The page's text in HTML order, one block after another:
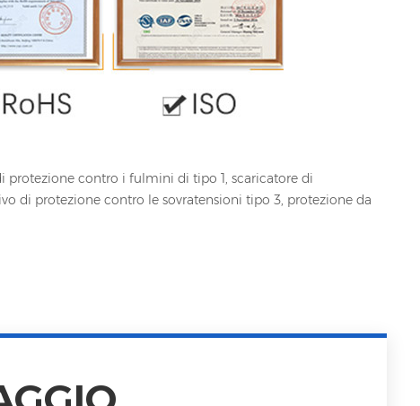
protezione contro i fulmini di tipo 1, scaricatore di
di protezione contro le sovratensioni tipo 3, protezione da